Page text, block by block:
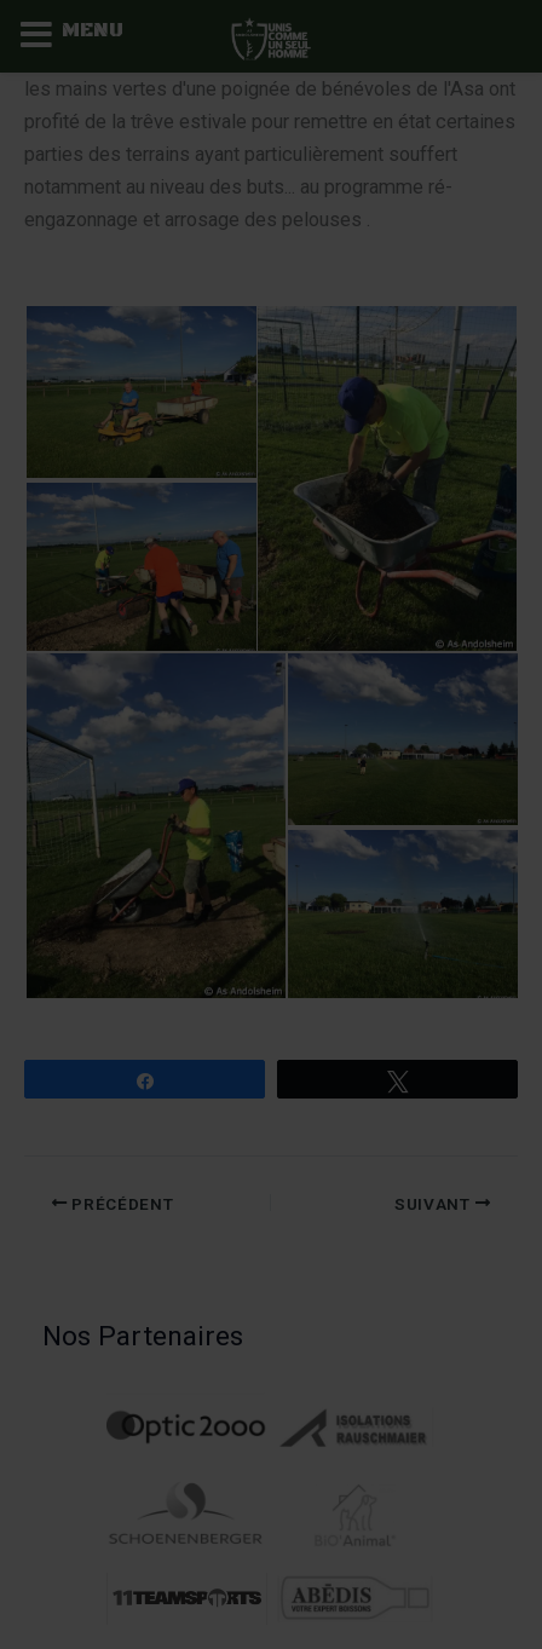
Aller
contenu
les mains vertes d'une poignée de bénévoles de l'Asa ont
profité de la trêve estivale pour remettre en état certaines
parties des terrains ayant particulièrement souffert
notamment au niveau des buts... au programme ré-
engazonnage et arrosage des pelouses .
PRÉCÉDENT SUIVANT
Nos Partenaires
MENU